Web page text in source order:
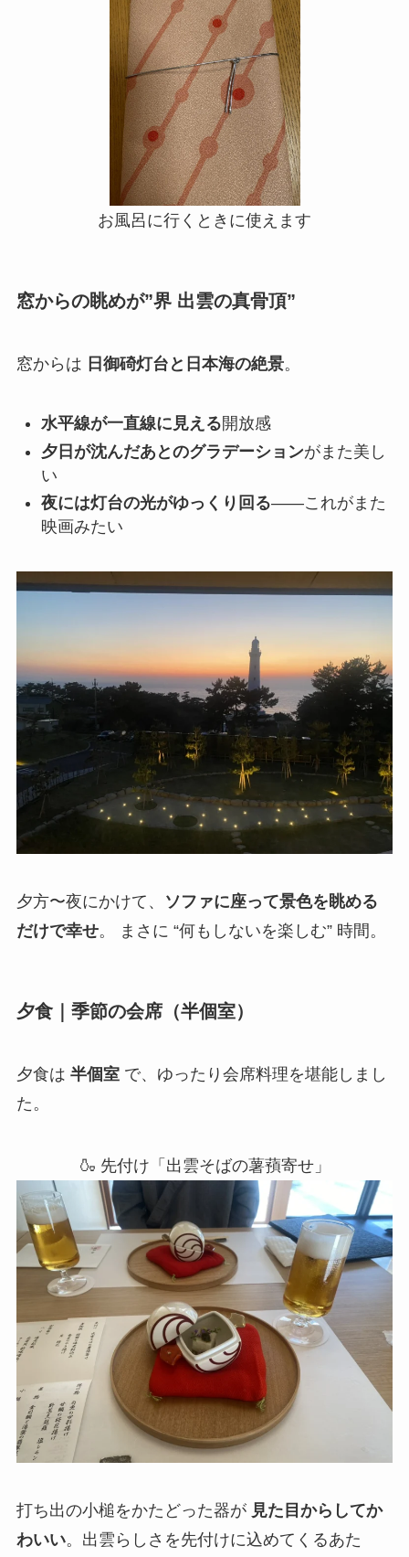
お風呂に行くときに使えます
窓からの眺めが”界 出雲の真骨頂”
窓からは 日御碕灯台と日本海の絶景。
水平線が一直線に見える開放感
夕日が沈んだあとのグラデーションがまた美し
い
夜には灯台の光がゆっくり回る——これがまた
映画みたい
夕方〜夜にかけて、
ソファに座って景色を眺める
だけで幸せ。 まさに “何もしないを楽しむ” 時間。
夕食｜季節の会席（半個室）
夕食は 半個室で、ゆったり会席料理を堪能しまし
た。
🍶 先付け「出雲そばの薯蕷寄せ」
打ち出の小槌をかたどった器が 見た目からしてか
わいい。出雲らしさを先付けに込めてくるあた